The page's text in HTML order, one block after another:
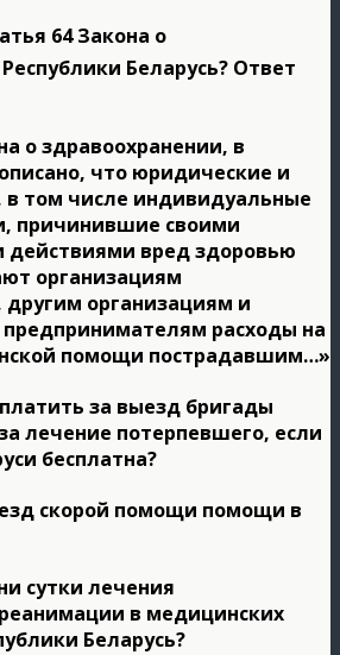
64 Закона о
Беларусь? Ответ
о здравоохранении, в
что юридические и
в том числе индивидуальные
причинившие своими
действиями вред здоровью
организациям
другим организациям и
расходы на
помощи пострадавшим…»
за выезд бригады
лечение потерпевшего, если
бесплатна?
скорой помощи помощи в
сутки лечения
в медицинских
Беларусь?